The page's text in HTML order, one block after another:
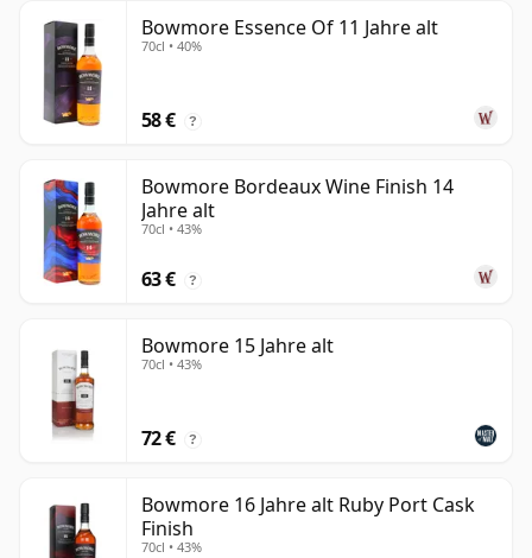
Bowmore Essence Of 11 Jahre alt
70cl • 40%
58 € ?
Bowmore Bordeaux Wine Finish 14
Jahre alt
70cl • 43%
63 € ?
Bowmore 15 Jahre alt
70cl • 43%
72 € ?
Bowmore 16 Jahre alt Ruby Port Cask
Finish
70cl • 43%